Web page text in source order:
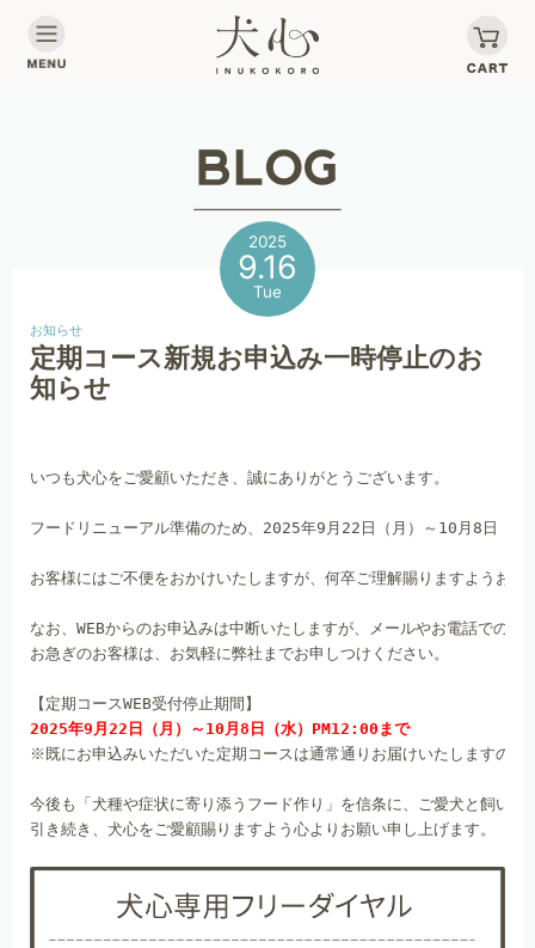
2025
9.16
Tue
お知らせ
定期コース新規お申込み一時停止のお
知らせ
いつも犬心をご愛顧いただき、誠にありがとうございます。
フードリニューアル準備のため、2025年9月22日（月）～10月8日（
お客様にはご不便をおかけいたしますが、何卒ご理解賜りますようお願
なお、WEBからのお申込みは中断いたしますが、メールやお電話での受
お急ぎのお客様は、お気軽に弊社までお申しつけください。
2025年9月22日（月）～10月8日（水）PM12:00まで
※既にお申込みいただいた定期コースは通常通りお届けいたしますので
今後も「犬種や症状に寄り添うフード作り」を信条に、ご愛犬と飼い
引き続き、犬心をご愛顧賜りますよう心よりお願い申し上げます。